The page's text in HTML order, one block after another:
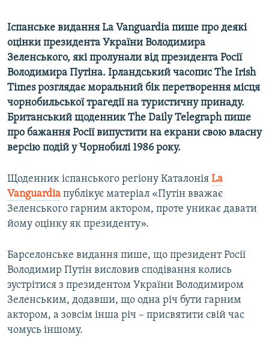
Іспанське видання La Vanguardia пише про деякі
оцінки президента України Володимира
Зеленського, які пролунали від президента Росії
Володимира Путіна. Ірландський часопис The Irish
Times розглядає моральний бік перетворення місця
чорнобильської трагедії на туристичну принаду.
Британський щоденник The Daily Telegraph пише
про бажання Росії випустити на екрани свою власну
версію подій у Чорнобилі 1986 року.
Щоденник іспанського регіону Каталонія La
Vanguardia публікує матеріал «Путін вважає
Зеленського гарним актором, проте уникає давати
йому оцінку як президенту».
Барселонське видання пише, що президент Росії
Володимир Путін висловив сподівання колись
зустрітися з президентом України Володимиром
Зеленським, додавши, що одна річ бути гарним
актором, а зовсім інша річ – присвятити свій час
чомусь іншому.